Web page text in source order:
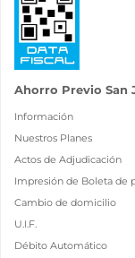
Ahorro Previo San
Información
Nuestros Planes
Actos de Adjudicación
Impresión de Boleta de
Cambio de domicilio
U.I.F.
Débito Automático